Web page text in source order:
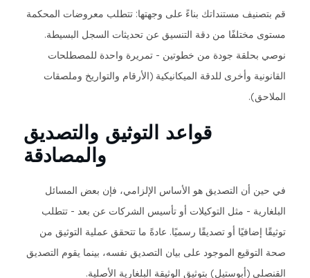
قم بتصنيف مستنداتك بناءً على وجهتها: تتطلب معروضات المحكمة
مستوى مختلفًا من دقة التنسيق عن تحديثات السجل البسيطة.
نوصي بحلقة جودة من خطوتين - تمريرة واحدة للمصطلحات
القانونية وأخرى للدقة الميكانيكية (الأرقام والتواريخ وملصقات
الملاحق).
قواعد التوثيق والتصديق
والمصادقة
في حين أن التصديق هو الأساس الإلزامي، فإن بعض المسائل
البلغارية - مثل التوكيلات أو تأسيس الشركات عن بعد - تتطلب
توثيقًا إضافيًا أو تصديقًا رسميًا. عادةً ما تتحقق عملية التوثيق من
صحة التوقيع الموجود على بيان التصديق نفسه، بينما يقوم التصديق
القنصلي (أبوستيل) بتوثيق الوثيقة البلغارية الأصلية.